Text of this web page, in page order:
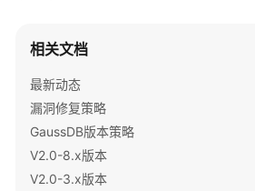
ecpg
开
发
相关文档
最新动态
漏洞修复策略
GaussDB版本策略
V2.0-8.x版本
V2.0-3.x版本